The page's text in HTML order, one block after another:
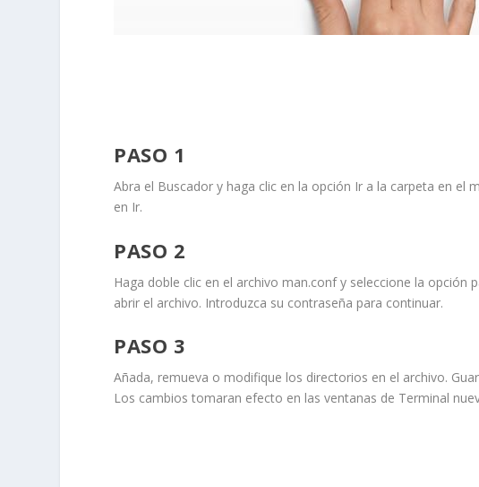
PASO 1
Abra el Buscador y haga clic en la opción Ir a la carpeta en el
en Ir.
PASO 2
Haga doble clic en el archivo man.confy seleccione la opción
abrir el archivo. Introduzca su contraseña para continuar.
PASO 3
Añada, remueva o modifique los directorios en el archivo.
Los cambios tomaran efecto en las ventanas de Terminal